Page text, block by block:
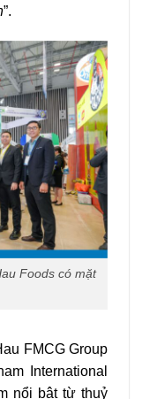
”.
Foods có mặt
FMCG Group
International
nổi bật từ thuỷ